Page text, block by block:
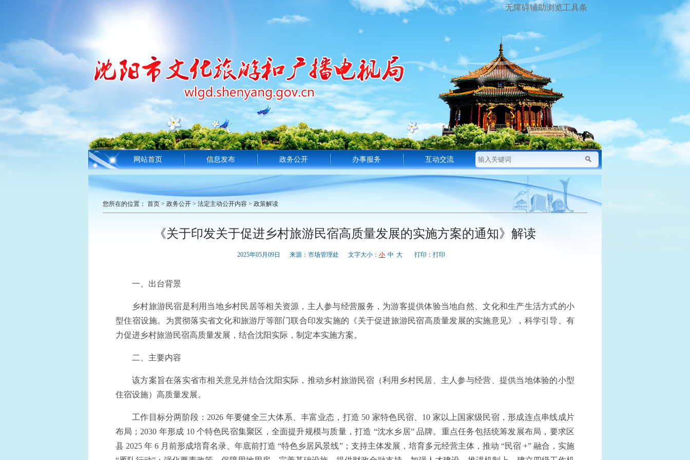
无障碍辅助浏览工具条
网站首页 信息发布 政务公开 办事服务 互动交流
您所在的位置： 首页 > 政务公开 > 法定主动公开内容 > 政策解读
《关于印发关于促进乡村旅游民宿高质量发展的实施方案的通知》解读
2025年05月09日 来源：市场管理处 文字大小： 小 中 大 打印： 打印
一、出台背景
乡村旅游民宿是利用当地乡村民居等相关资源，主人参与经营服务，为游客提供体验当地自然、文化和生产生活方式的小
型住宿设施。为贯彻落实省文化和旅游厅等部门联合印发实施的《关于促进旅游民宿高质量发展的实施意见》，科学引导、有
力促进乡村旅游民宿高质量发展，结合沈阳实际，制定本实施方案。
二、主要内容
该方案旨在落实省市相关意见并结合沈阳实际，推动乡村旅游民宿（利用乡村民居、主人参与经营、提供当地体验的小型
住宿设施）高质量发展。
工作目标分两阶段：2026 年要健全三大体系、丰富业态，打造 50 家特色民宿、10 家以上国家级民宿，形成连点串线成片
布局；2030 年形成 10 个特色民宿集聚区，全面提升规模与质量，打造 “沈水乡居” 品牌。重点任务包括统筹发展布局，要求区
县 2025 年 6 月前形成培育名录、年底前打造 “特色乡居风景线”；支持主体发展，培育多元经营主体，推动 “民宿 +” 融合，实施